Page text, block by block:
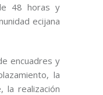
48 horas y
ecijana
encuadres y
la
la realización